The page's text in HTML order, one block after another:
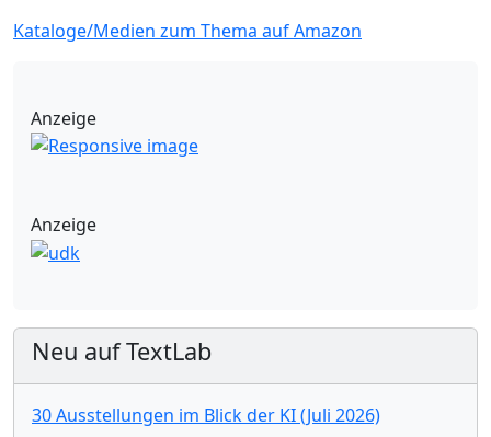
Kataloge/Medien zum Thema auf Amazon
Anzeige
Anzeige
Neu auf TextLab
30 Ausstellungen im Blick der KI (Juli 2026)